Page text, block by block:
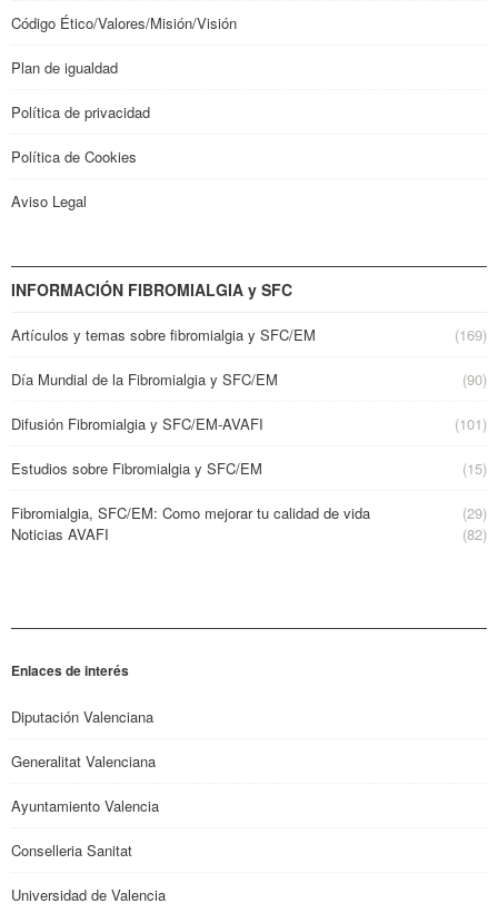
Código Ético/Valores/Misión/Visión
Plan de igualdad
Política de privacidad
Política de Cookies
Aviso Legal
INFORMACIÓN FIBROMIALGIA y SFC
Artículos y temas sobre fibromialgia y SFC/EM (169)
Día Mundial de la Fibromialgia y SFC/EM (90)
Difusión Fibromialgia y SFC/EM-AVAFI (101)
Estudios sobre Fibromialgia y SFC/EM (15)
Fibromialgia, SFC/EM: Como mejorar tu calidad de vida
(29)
Noticias AVAFI
(82)
Enlaces de interés
Diputación Valenciana
Generalitat Valenciana
Ayuntamiento Valencia
Conselleria Sanitat
Universidad de Valencia